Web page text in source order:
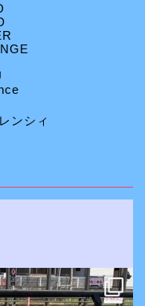
ンシィ